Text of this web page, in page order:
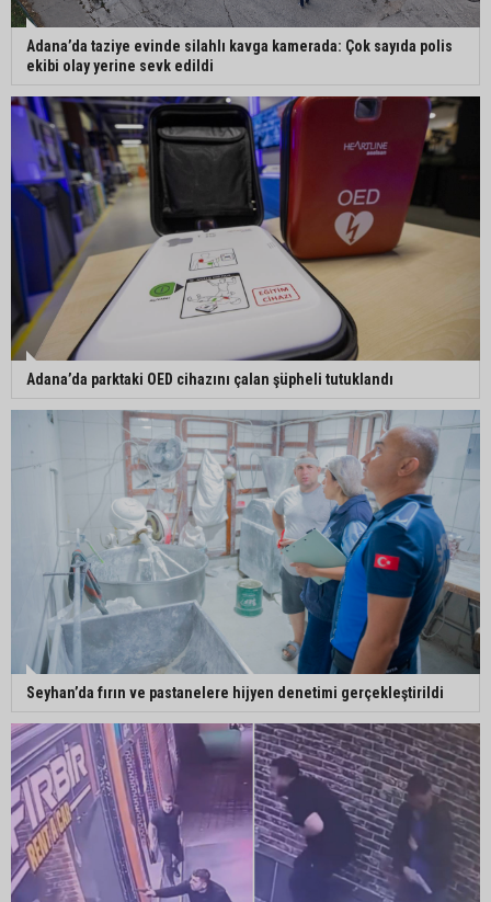
Adana’da taziye evinde silahlı kavga kamerada: Çok sayıda polis
ekibi olay yerine sevk edildi
Adana’da parktaki OED cihazını çalan şüpheli tutuklandı
Seyhan’da fırın ve pastanelere hijyen denetimi gerçekleştirildi